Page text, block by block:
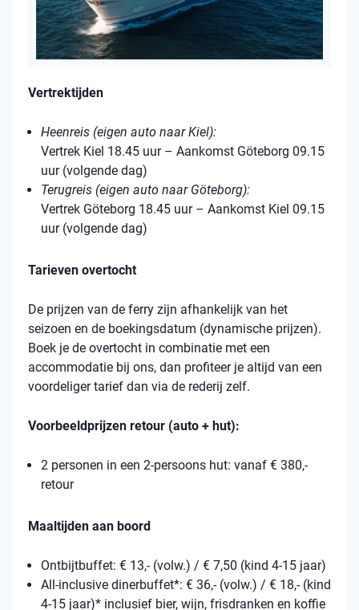
Vertrektijden
Heenreis (eigen auto naar Kiel):
Vertrek Kiel 18.45 uur – Aankomst Göteborg 09.15
uur (volgende dag)
Terugreis (eigen auto naar Göteborg):
Vertrek Göteborg 18.45 uur – Aankomst Kiel 09.15
uur (volgende dag)
Tarieven overtocht
De prijzen van de ferry zijn afhankelijk van het
seizoen en de boekingsdatum (dynamische prijzen).
Boek je de overtocht in combinatie met een
accommodatie bij ons, dan profiteer je altijd van een
voordeliger tarief dan via de rederij zelf.
Voorbeeldprijzen retour (auto + hut):
2 personen in een 2-persoons hut: vanaf € 380,-
retour
Maaltijden aan boord
Ontbijtbuffet: € 13,- (volw.) / € 7,50 (kind 4-15 jaar)
All-inclusive dinerbuffet*: € 36,- (volw.) / € 18,- (kind
4-15 jaar)* inclusief bier, wijn, frisdranken en koffie